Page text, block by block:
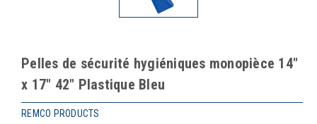
Pelles de sécurité hygiéniques monopièce 14"
x 17" 42" Plastique Bleu
REMCO PRODUCTS